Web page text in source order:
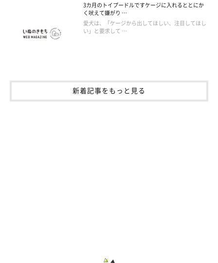
3カ月のトイプードルですケージに入れるととにか
く吠えて嫌がり …
愛犬は、「ケージから出してほしい、注目してほし
い」と要求して …
新着記事をもっと見る